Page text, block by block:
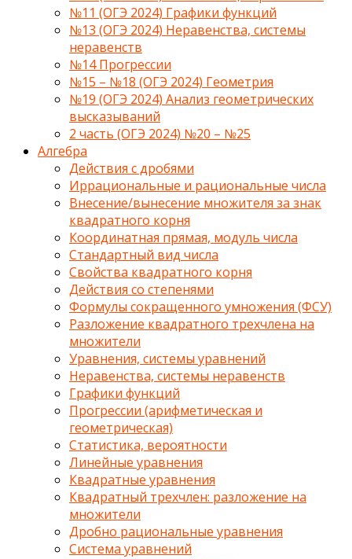
№11 (ОГЭ 2024) Графики функций
№13 (ОГЭ 2024) Неравенства, системы
неравенств
№14 Прогрессии
№15 – №18 (ОГЭ 2024) Геометрия
№19 (ОГЭ 2024) Анализ геометрических
высказываний
2 часть (ОГЭ 2024) №20 – №25
Алгебра
Действия с дробями
Иррациональные и рациональные числа
Внесение/вынесение множителя за знак
квадратного корня
Координатная прямая, модуль числа
Стандартный вид числа
Свойства квадратного корня
Действия со степенями
Формулы сокращенного умножения (ФСУ)
Разложение квадратного трехчлена на
множители
Уравнения, системы уравнений
Неравенства, системы неравенств
Графики функций
Прогрессии (арифметическая и
геометрическая)
Статистика, вероятности
Линейные уравнения
Квадратные уравнения
Квадратный трехчлен: разложение на
множители
Дробно рациональные уравнения
Система уравнений